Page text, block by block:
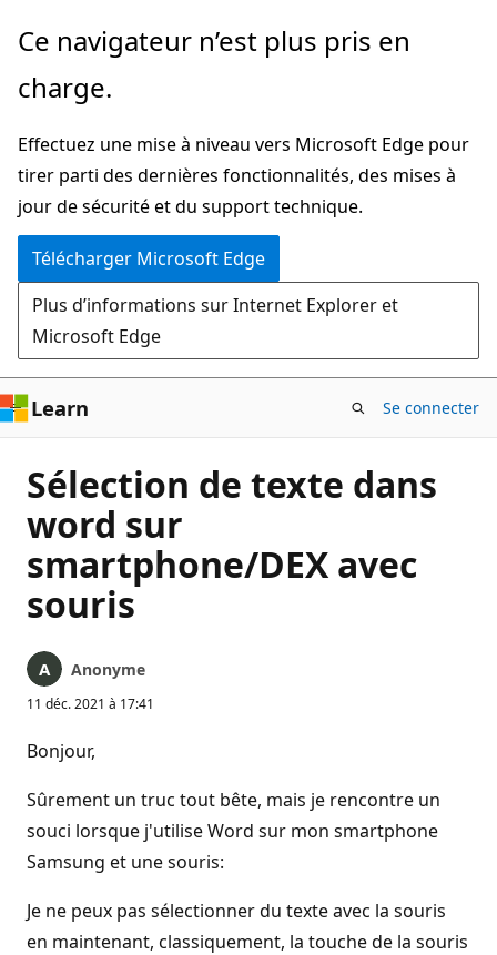
Passer
directement
au
principal
Ce navigateur n’est plus pris en
charge.
Effectuez une mise à niveau vers Microsoft Edge pour
tirer parti des dernières fonctionnalités, des mises à
jour de sécurité et du support technique.
Télécharger Microsoft Edge
Plus d’informations sur Internet Explorer et
Microsoft Edge
Learn Se connecter
Sélection de texte dans
word sur
smartphone/DEX avec
souris
Anonyme
11 déc. 2021 à 17:41
Bonjour,
Sûrement un truc tout bête, mais je rencontre un
souci lorsque j'utilise Word sur mon smartphone
Samsung et une souris:
Je ne peux pas sélectionner du texte avec la souris
en maintenant, classiquement, la touche de la souris